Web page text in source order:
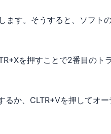
ます。そうすると、ソフト
を押すことで2番目のト
るか、CLTR+Vを押してオー